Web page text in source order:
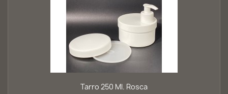
Tarro 250 Ml. Rosca